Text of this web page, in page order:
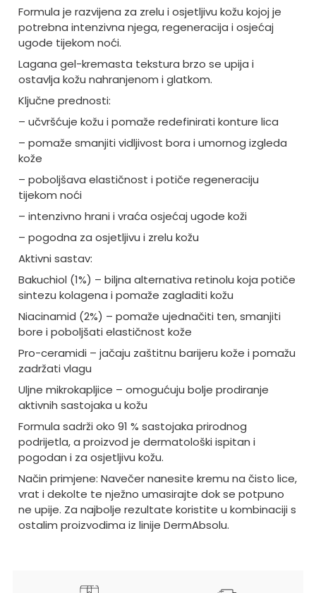
Formula je razvijena za zrelu i osjetljivu kožu kojoj je
potrebna intenzivna njega, regeneracija i osjećaj
ugode tijekom noći.
Lagana gel-kremasta tekstura brzo se upija i
ostavlja kožu nahranjenom i glatkom.
Ključne prednosti:
– učvršćuje kožu i pomaže redefinirati konture lica
– pomaže smanjiti vidljivost bora i umornog izgleda
kože
– poboljšava elastičnost i potiče regeneraciju
tijekom noći
– intenzivno hrani i vraća osjećaj ugode koži
– pogodna za osjetljivu i zrelu kožu
Aktivni sastav:
Bakuchiol (1%) – biljna alternativa retinolu koja potiče
sintezu kolagena i pomaže zagladiti kožu
Niacinamid (2%) – pomaže ujednačiti ten, smanjiti
bore i poboljšati elastičnost kože
Pro-ceramidi – jačaju zaštitnu barijeru kože i pomažu
zadržati vlagu
Uljne mikrokapljice – omogućuju bolje prodiranje
aktivnih sastojaka u kožu
Formula sadrži oko 91 % sastojaka prirodnog
podrijetla, a proizvod je dermatološki ispitan i
pogodan i za osjetljivu kožu.
Način primjene: Navečer nanesite kremu na čisto lice,
vrat i dekolte te nježno umasirajte dok se potpuno
ne upije. Za najbolje rezultate koristite u kombinaciji s
ostalim proizvodima iz linije DermAbsolu.